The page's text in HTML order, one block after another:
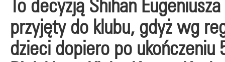
To decyzją Shihan
przyjęty do klubu, gdyż wg
dzieci dopiero po ukończeniu